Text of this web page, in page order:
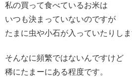
私の買って食べているお米は
いつも決まっていないのですが
たまに虫や小石が入っていたりしま
そんなに頻繁ではないんですけど
稀にたまーにある程度です。